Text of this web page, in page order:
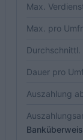
Max.
Max. pro
Dauer pro
Auszahlung